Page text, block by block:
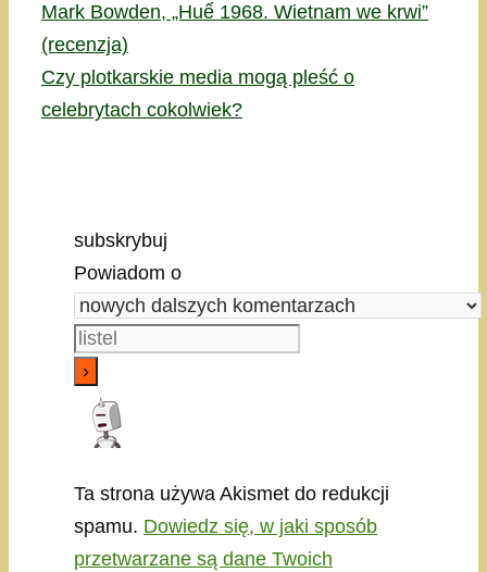
Mark Bowden, „Huế 1968. Wietnam we krwi”
(recenzja)
Czy plotkarskie media mogą pleść o
celebrytach cokolwiek?
subskrybuj
Powiadom o
Ta strona używa Akismet do redukcji
spamu. Dowiedz się, w jaki sposób
przetwarzane są dane Twoich